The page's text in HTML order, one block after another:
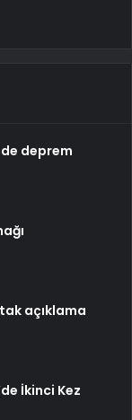
deprem
açıklama
İkinci Kez